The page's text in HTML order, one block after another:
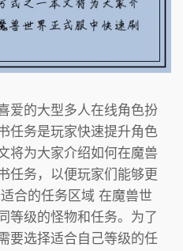
爱的大型多人在线角色扮
任务是玩家快速提升角色
将为大家介绍如何在魔兽
任务，以便玩家们能够更
合的任务区域 在魔兽世
等级的怪物和任务。为了
要选择适合自己等级的任